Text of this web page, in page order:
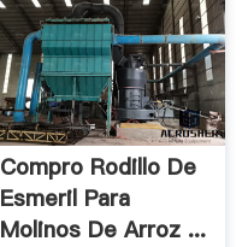
Compro Rodillo De
Esmeril Para
Molinos De Arroz ...